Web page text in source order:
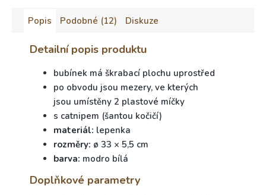
Popis Podobné (12) Diskuze
Detailní popis produktu
bubínek má škrabací plochu uprostřed
po obvodu jsou mezery, ve kterých
jsou umístěny 2 plastové míčky
s catnipem (šantou kočičí)
materiál: lepenka
rozměry: ø 33 × 5,5 cm
barva: modro bílá
Doplňkové parametry